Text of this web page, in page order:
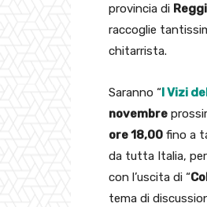
provincia di
raccoglie
chitarrista.
Saranno “I Vizi
novembre
ore 18,00 fino a
da tutta Italia,
con l’uscita di “
tema di